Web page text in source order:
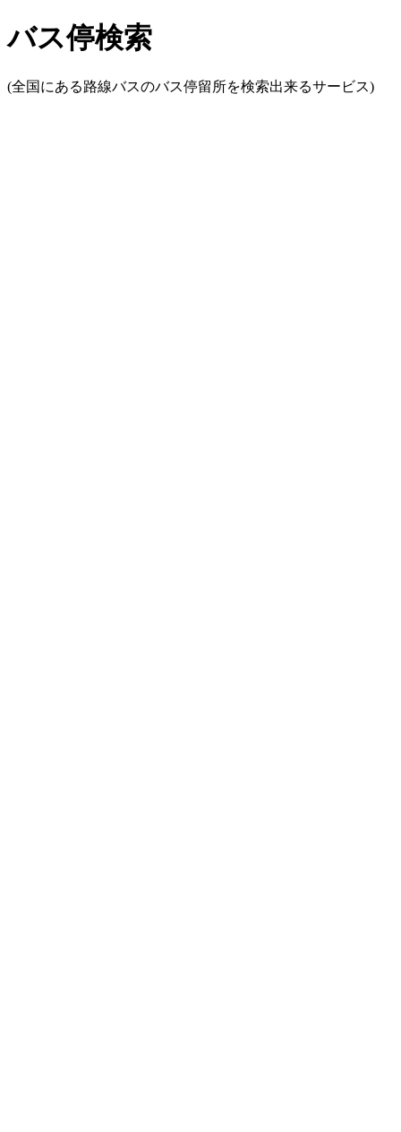
バス停検索
(全国にある路線バスのバス停留所を検索出来るサービス)